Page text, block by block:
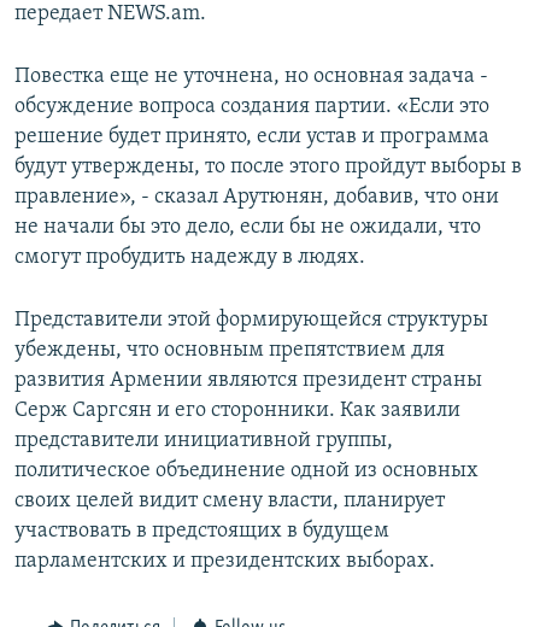
СПОРТ
АРХИВ
Հայերեն
English
Русский
передает NEWS.am.
Повестка еще не уточнена, но основная задача -
обсуждение вопроса создания партии. «Если это
решение будет принято, если устав и программа
будут утверждены, то после этого пройдут выборы в
правление», - сказал Арутюнян, добавив, что они
не начали бы это дело, если бы не ожидали, что
смогут пробудить надежду в людях.
Представители этой формирующейся структуры
убеждены, что основным препятствием для
развития Армении являются президент страны
Серж Саргсян и его сторонники. Как заявили
представители инициативной группы,
политическое объединение одной из основных
своих целей видит смену власти, планирует
участвовать в предстоящих в будущем
парламентских и президентских выборах.